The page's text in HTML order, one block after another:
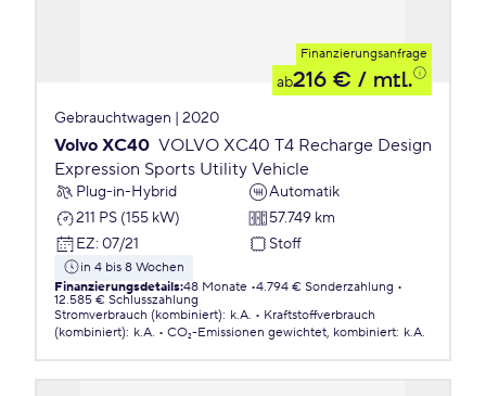
Finanzierungsanfrage
ab216 € / mtl.
Gebrauchtwagen | 2020
Volvo XC40 VOLVO XC40 T4 Recharge Design
Expression Sports Utility Vehicle
Plug-in-Hybrid
Automatik
211 PS (155 kW)
57.749 km
EZ: 07/21 Stoff
in 4 bis 8 Wochen
Finanzierungsdetails:48 Monate 4.794 € Sonderzahlung
12.585 € Schlusszahlung
Stromverbrauch (kombiniert): k.A.
Kraftstoffverbrauch
(kombiniert): k.A. CO₂-Emissionen gewichtet, kombiniert: k.A.